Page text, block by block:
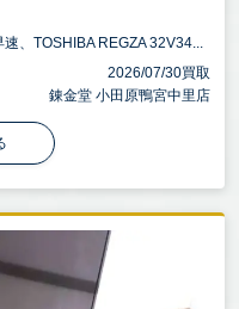
、TOSHIBA REGZA 32V34...
2026/07/30買取
錬金堂 小田原鴨宮中里店